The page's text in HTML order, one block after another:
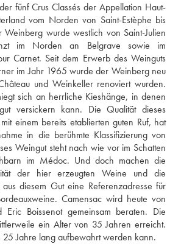
fünf Crus Classés der Appellation Haut-
vom Norden von Saint-Estèphe bis
wurde westlich von Saint-Julien
im Norden an Belgrave sowie im
Carnet. Seit dem Erwerb des Weinguts
im Jahr 1965 wurde der Weinberg neu
und Weinkeller renoviert wurden.
sich an herrliche Kieshänge, in denen
versickern kann. Die Qualität dieses
einem bereits etablierten guten Ruf, hat
in die berühmte Klassifizierung von
Weingut steht nach wie vor im Schatten
im Médoc. Und doch machen die
der hier erzeugten Weine und die
aus diesem Gut eine Referenzadresse für
Camensac wird heute von
Eric Boissenot gemeinsam beraten. Die
ein Alter von 35 Jahren erreicht.
Jahre lang aufbewahrt werden kann.